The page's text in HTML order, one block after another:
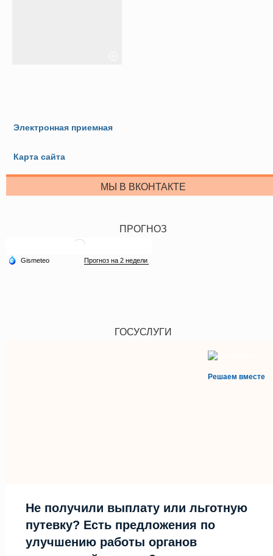
Электронная приемная
Карта сайта
МЫ В ВКОНТАКТЕ
ПРОГНОЗ
ГОСУСЛУГИ
Решаем вместе
Не получили выплату или льготную
путевку? Есть предложения по
улучшению работы органов